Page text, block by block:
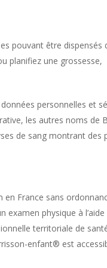
pouvant être dispensés
planifiez une grossesse,
personnelles et
les autres noms de
de sang montrant des
France sans
physique à l’aide
territoriale de
enfant® est